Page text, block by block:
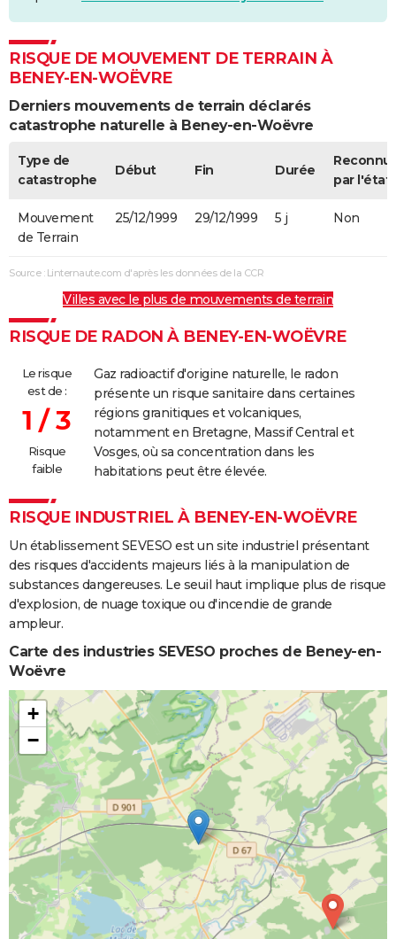
RISQUE DE MOUVEMENT DE TERRAIN À
BENEY-EN-WOËVRE
Derniers mouvements de terrain déclarés
catastrophe naturelle à Beney-en-Woëvre
Type de
catastrophe
Début Fin Durée
par l'état
Mouvement
de Terrain
25/12/1999 29/12/1999 5 j Non
Source : Linternaute.com d'après les données de la CCR
Villes avec le plus de mouvements de terrain
RISQUE DE RADON À BENEY-EN-WOËVRE
Le risque
est de :
1 / 3
Risque
faible
Gaz radioactif d'origine naturelle, le radon
présente un risque sanitaire dans certaines
régions granitiques et volcaniques,
notamment en Bretagne, Massif Central et
Vosges, où sa concentration dans les
habitations peut être élevée.
RISQUE INDUSTRIEL À BENEY-EN-WOËVRE
Un établissement SEVESO est un site industriel présentant
des risques d'accidents majeurs liés à la manipulation de
substances dangereuses. Le seuil haut implique plus de risque
d'explosion, de nuage toxique ou d'incendie de grande
ampleur.
Carte des industries SEVESO proches de Beney-en-
Woëvre
+
−